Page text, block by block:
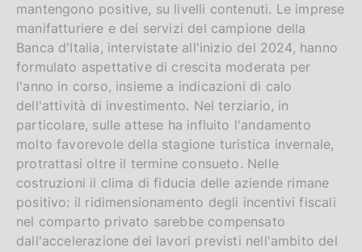
mantengono positive, su livelli contenuti. Le imprese
manifatturiere e dei servizi del campione della
Banca d'Italia, intervistate all'inizio del 2024, hanno
formulato aspettative di crescita moderata per
l'anno in corso, insieme a indicazioni di calo
dell'attività di investimento. Nel terziario, in
particolare, sulle attese ha influito l'andamento
molto favorevole della stagione turistica invernale,
protrattasi oltre il termine consueto. Nelle
costruzioni il clima di fiducia delle aziende rimane
positivo: il ridimensionamento degli incentivi fiscali
nel comparto privato sarebbe compensato
dall'accelerazione dei lavori previsti nell'ambito del